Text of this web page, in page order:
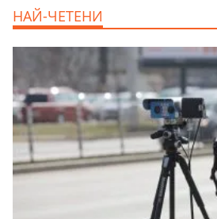
НАЙ-ЧЕТЕНИ